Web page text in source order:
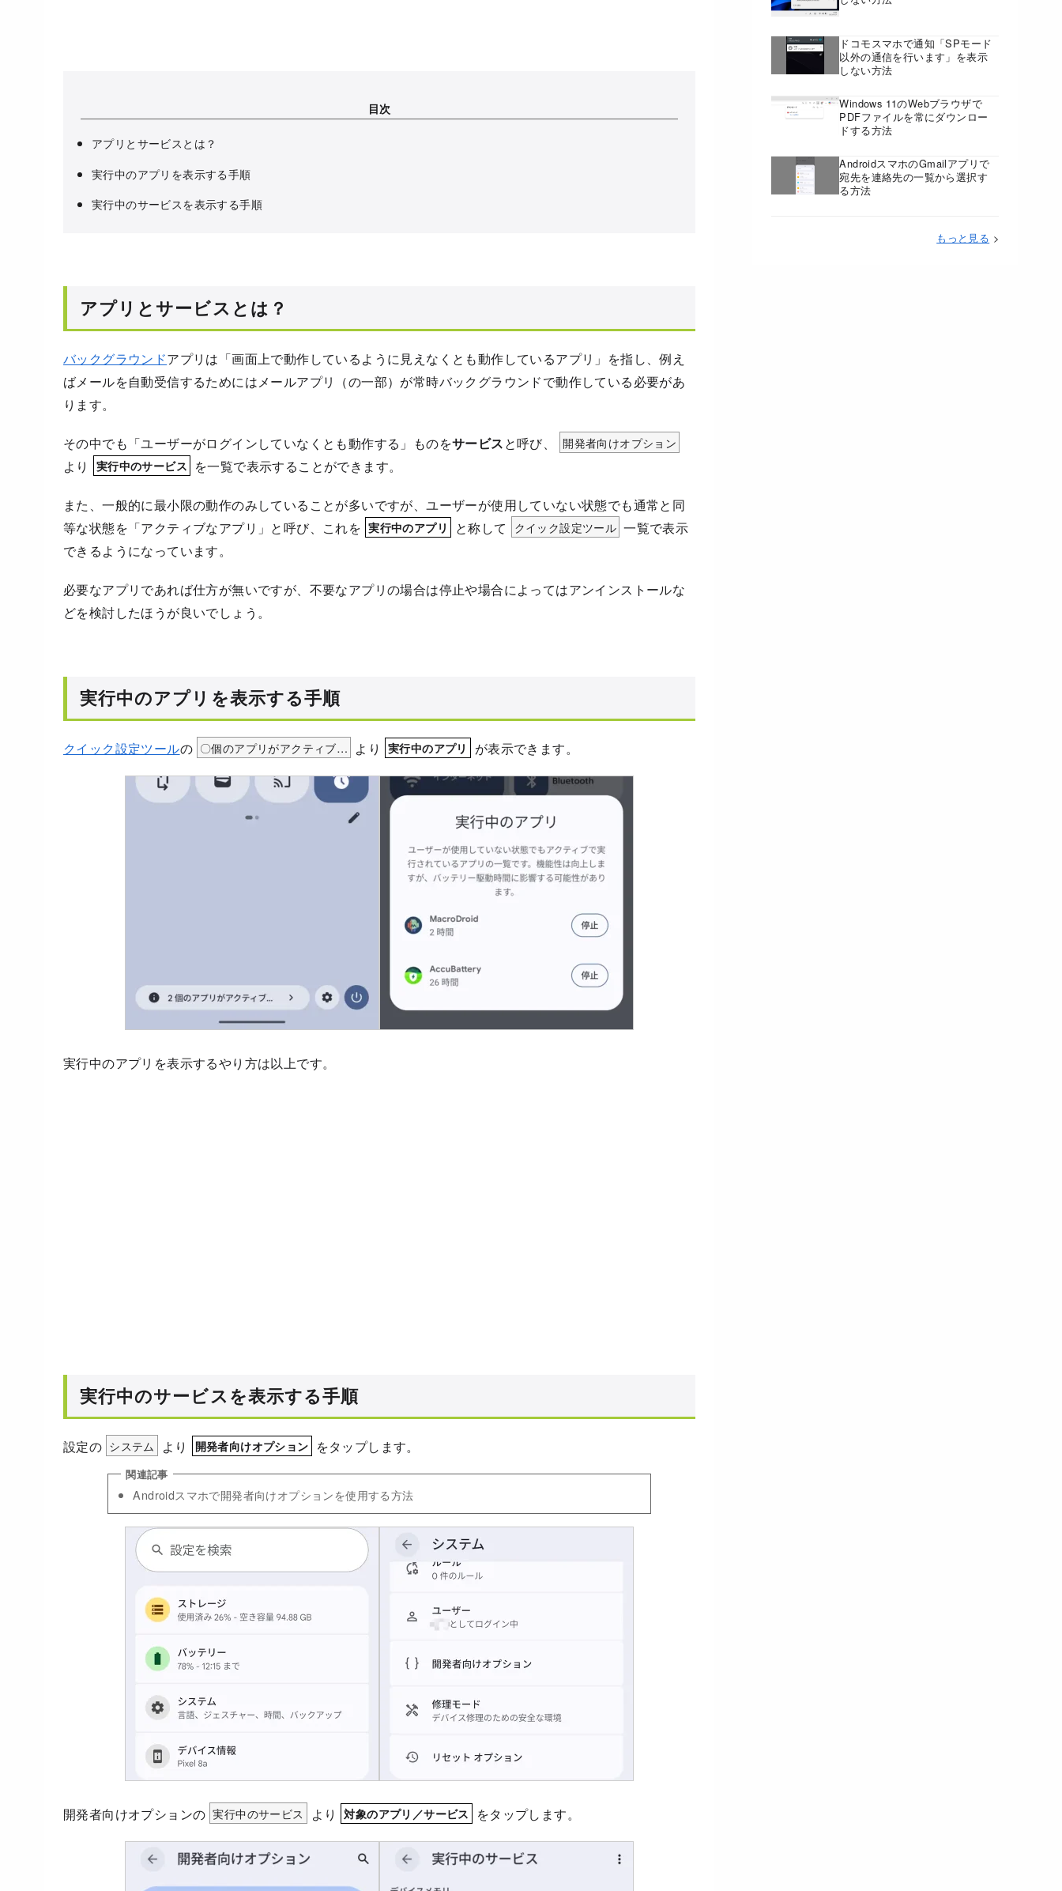
目次
アプリとサービスとは？
実行中のアプリを表示する手順
実行中のサービスを表示する手順
アプリとサービスとは？
バックグラウンドアプリは「画面上で動作しているように見えなくとも動作しているアプリ」を指し、例え
ばメールを自動受信するためにはメールアプリ（の一部）が常時バックグラウンドで動作している必要があ
ります。
その中でも「ユーザーがログインしていなくとも動作する」ものをサービスと呼び、 開発者向けオプション
より 実行中のサービス を一覧で表示することができます。
また、一般的に最小限の動作のみしていることが多いですが、ユーザーが使用していない状態でも通常と同
等な状態を「アクティブなアプリ」と呼び、これを 実行中のアプリ と称して クイック設定ツール 一覧で表示
できるようになっています。
必要なアプリであれば仕方が無いですが、不要なアプリの場合は停止や場合によってはアンインストールな
どを検討したほうが良いでしょう。
実行中のアプリを表示する手順
クイック設定ツールの 〇個のアプリがアクティブ… より 実行中のアプリ が表示できます。
実行中のアプリを表示するやり方は以上です。
実行中のサービスを表示する手順
設定の システム より 開発者向けオプション をタップします。
Androidスマホで開発者向けオプションを使用する方法
開発者向けオプションの 実行中のサービス より 対象のアプリ／サービス をタップします。
ドコモスマホで通知「SPモード
以外の通信を行います」を表示
しない方法
Windows 11のWebブラウザで
PDFファイルを常にダウンロー
ドする方法
AndroidスマホのGmailアプリで
宛先を連絡先の一覧から選択す
る方法
もっと見る >